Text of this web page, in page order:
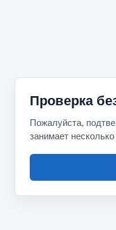
Проверка
Пожалуйста,
занимает